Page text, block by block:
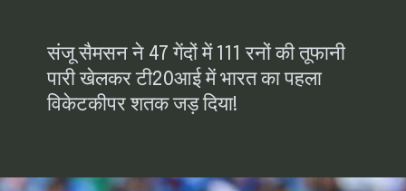
संजू सैमसन ने 47 गेंदों में 111 रनों की तूफानी
पारी खेलकर टी20आई में भारत का पहला
विकेटकीपर शतक जड़ दिया!